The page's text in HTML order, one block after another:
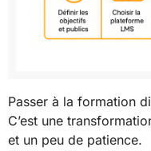
Passer à la formation
C’est une
et un peu de patience.